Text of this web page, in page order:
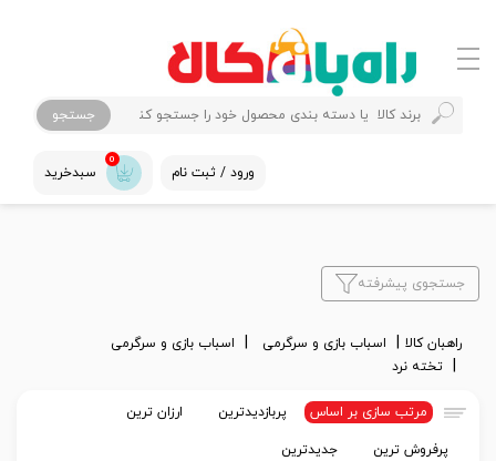
جستجو
ورود / ثبت نام
0
سبدخرید
جستجوی پیشرفته
راهبان کالا اسباب بازی و سرگرمی
اسباب بازی و سرگرمی
تخته نرد
مرتب سازی بر اساس پربازدیدترین ارزان ترین
پرفروش ترین جدیدترین